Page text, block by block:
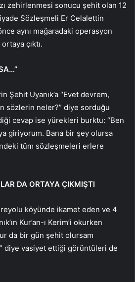
zehirlenmesi sonucu şehit olan 12
Sözleşmeli Er Celalettin
aynı mağaradaki operasyon
çıktı.
Şehit Uyanık’a “Evet devrem,
sözlerin neler?” diye sorduğu
cevap ise yürekleri burktu: “Ben
giriyorum. Bana bir şey olursa
tüm sözleşmeleri erlere
DA ORTAYA ÇIKMIŞTI
köyünde ikamet eden ve 4
Kur’an-ı Kerim’i okurken
da bir gün şehit olursam
diye vasiyet ettiği görüntüleri de